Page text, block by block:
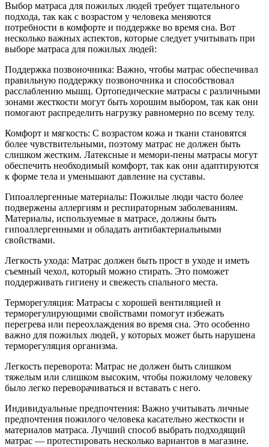
Выбор матраса для пожилых людей требует тщательного
подхода, так как с возрастом у человека меняются
потребности в комфорте и поддержке во время сна. Вот
несколько важных аспектов, которые следует учитывать при
выборе матраса для пожилых людей:
Поддержка позвоночника: Важно, чтобы матрас обеспечивал
правильную поддержку позвоночника и способствовал
расслаблению мышц. Ортопедические матрасы с различными
зонами жесткости могут быть хорошим выбором, так как они
помогают распределить нагрузку равномерно по всему телу.
Комфорт и мягкость: С возрастом кожа и ткани становятся
более чувствительными, поэтому матрас не должен быть
слишком жестким. Латексные и мемори-пены матрасы могут
обеспечить необходимый комфорт, так как они адаптируются
к форме тела и уменьшают давление на суставы.
Гипоаллергенные материалы: Пожилые люди часто более
подвержены аллергиям и респираторным заболеваниям.
Материалы, используемые в матрасе, должны быть
гипоаллергенными и обладать антибактериальными
свойствами.
Легкость ухода: Матрас должен быть прост в уходе и иметь
съемный чехол, который можно стирать. Это поможет
поддерживать гигиену и свежесть спального места.
Терморегуляция: Матрасы с хорошей вентиляцией и
терморегулирующими свойствами помогут избежать
перегрева или переохлаждения во время сна. Это особенно
важно для пожилых людей, у которых может быть нарушена
терморегуляция организма.
Легкость переворота: Матрас не должен быть слишком
тяжелым или слишком высоким, чтобы пожилому человеку
было легко переворачиваться и вставать с него.
Индивидуальные предпочтения: Важно учитывать личные
предпочтения пожилого человека касательно жесткости и
материалов матраса. Лучший способ выбрать подходящий
матрас — протестировать несколько вариантов в магазине.